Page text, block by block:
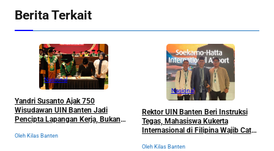
Berita Terkait
Nasional
Yandri Susanto Ajak 750
Wisudawan UIN Banten Jadi
Pencipta Lapangan Kerja, Bukan
Oleh Kilas Banten
Nasional
Rektor UIN Banten Beri Instruksi
Tegas, Mahasiswa Kukerta
Internasional di Filipina Wajib Catat
Oleh Kilas Banten